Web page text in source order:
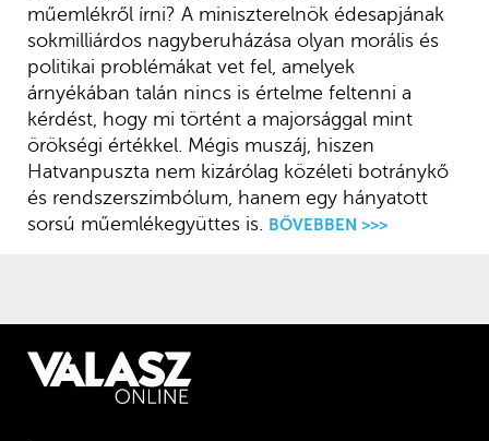
műemlékről írni? A miniszterelnök édesapjának
sokmilliárdos nagyberuházása olyan morális és
politikai problémákat vet fel, amelyek
árnyékában talán nincs is értelme feltenni a
kérdést, hogy mi történt a majorsággal mint
örökségi értékkel. Mégis muszáj, hiszen
Hatvanpuszta nem kizárólag közéleti botránykő
és rendszerszimbólum, hanem egy hányatott
sorsú műemlékegyüttes is. BŐVEBBEN >>>